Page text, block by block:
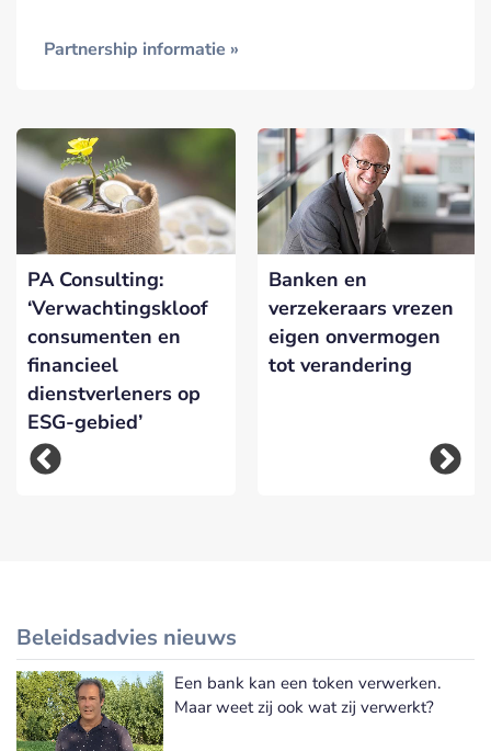
Partnership informatie »
PA Consulting:
‘Verwachtingskloof
consumenten en
financieel
dienstverleners op
ESG-gebied’
Banken en
verzekeraars vrezen
eigen onvermogen
tot verandering
Beleidsadvies nieuws
Meer Beleidsadvies nieuws
Een bank kan een token verwerken.
Maar weet zij ook wat zij verwerkt?